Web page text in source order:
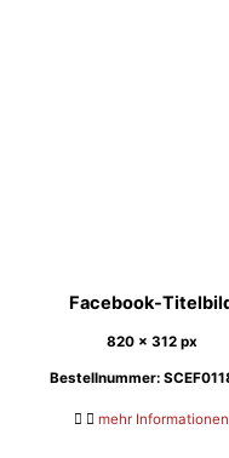
Facebook-
820 x 312 px
Bestellnummer:
mehr Informationen